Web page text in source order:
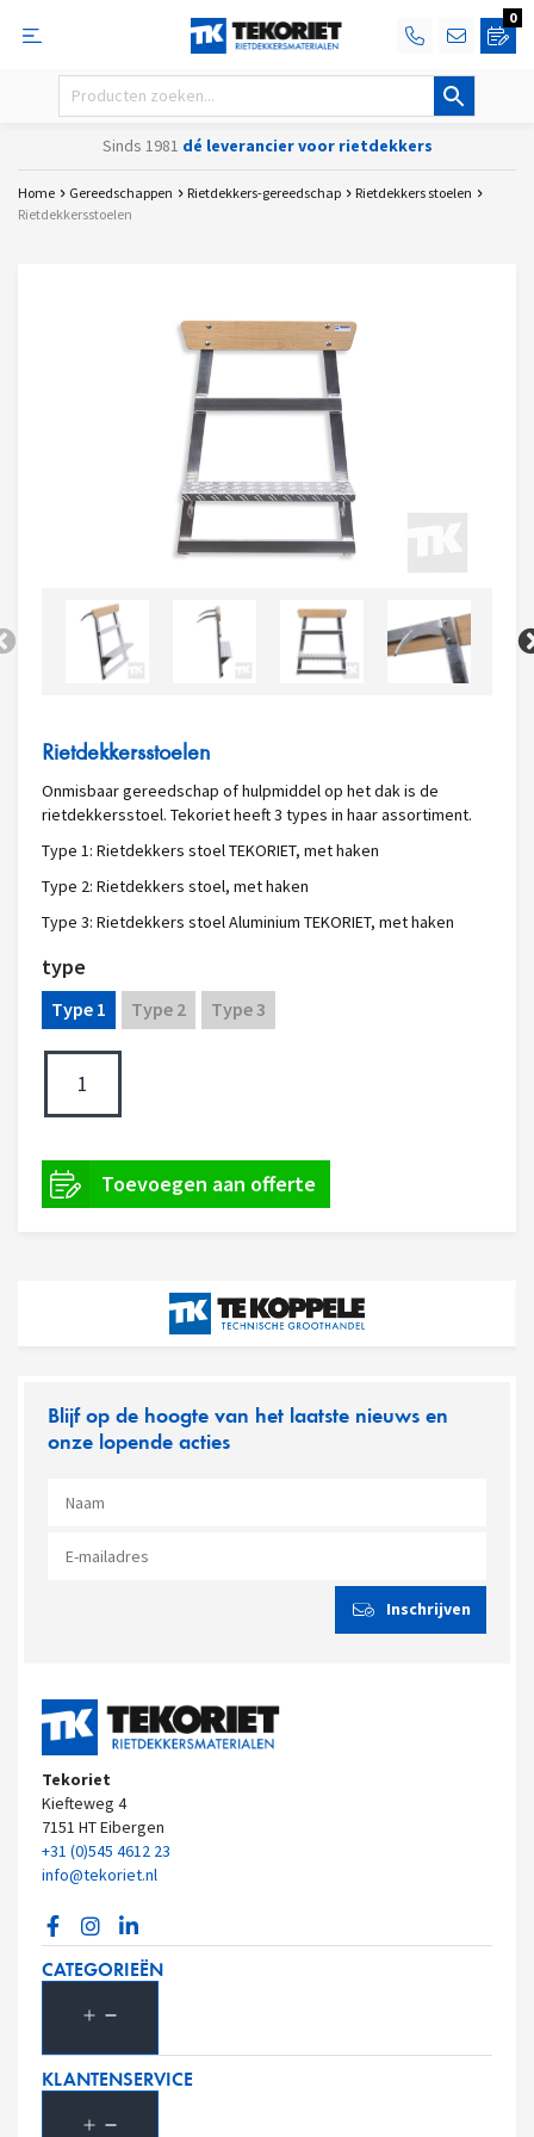
0
Sinds 1981 dé leverancier voor rietdekkers
Home Gereedschappen Rietdekkers-gereedschap
Rietdekkers stoelen
Rietdekkersstoelen
Rietdekkersstoelen
Onmisbaar gereedschap of hulpmiddel op het dak is de
rietdekkersstoel. Tekoriet heeft 3 types in haar assortiment.
Type 1: Rietdekkers stoel TEKORIET, met haken
Type 2: Rietdekkers stoel, met haken
Type 3: Rietdekkers stoel Aluminium TEKORIET, met haken
type
Type 1 Type 2 Type 3
Blijf op de hoogte van het laatste nieuws en
onze lopende acties
Tekoriet
Kiefteweg 4
7151 HT Eibergen
+31 (0)545 4612 23
info@tekoriet.nl
CATEGORIEËN
KLANTENSERVICE